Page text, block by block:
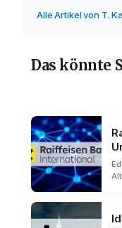
Alle Artikel von T.
Das könnte